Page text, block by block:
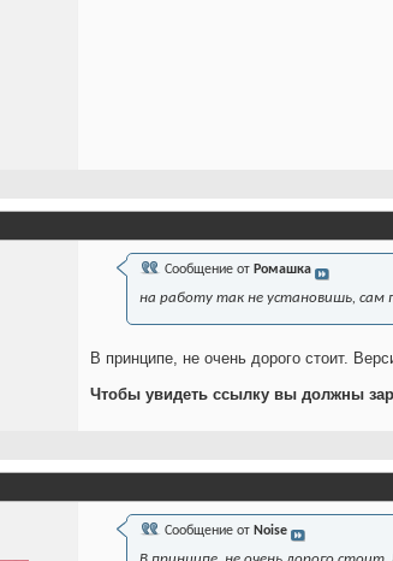
Сообщение от Ромашка
на работу так не установишь, сам
В принципе, не очень дорого стоит.
Чтобы увидеть ссылку вы должны
Сообщение от Noise